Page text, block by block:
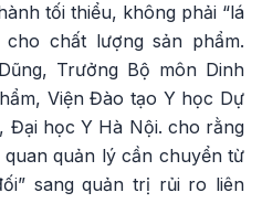
tối thiểu, không phải “lá
chất lượng sản phẩm.
Trưởng Bộ môn Dinh
Viện Đào tạo Y học Dự
Đại học Y Hà Nội. cho rằng
quản lý cần chuyển từ
sang quản trị rủi ro liên